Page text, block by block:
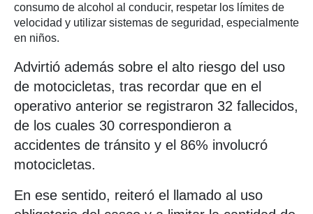
consumo de alcohol al conducir, respetar los límites de
velocidad y utilizar sistemas de seguridad, especialmente
en niños.
Advirtió además sobre el alto riesgo del uso
de motocicletas, tras recordar que en el
operativo anterior se registraron 32 fallecidos,
de los cuales 30 correspondieron a
accidentes de tránsito y el 86% involucró
motocicletas.
En ese sentido, reiteró el llamado al uso